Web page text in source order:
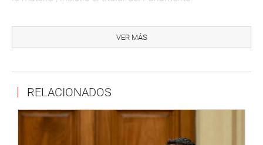
seguirá ese procedimiento aunque se otorgue más
tiempo, acotó.
El presidente del Legislativo estuvo acompañado por
Marisol Espinoza (APP), Clayton Galván (C21) y Juan
Carlos Del Aguila (FP), integrantes de la referida Comisión
Especial.
Marisol Espinoza indicó que el Congreso debe cumplir
VER MÁS
RELACIONADOS